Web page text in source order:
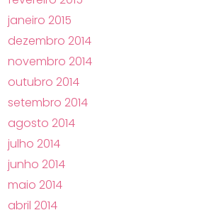
janeiro 2015
dezembro 2014
novembro 2014
outubro 2014
setembro 2014
agosto 2014
julho 2014
junho 2014
maio 2014
abril 2014